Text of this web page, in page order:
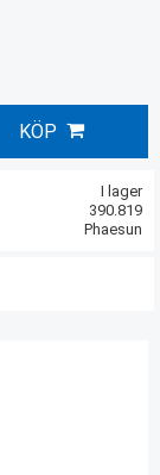
KÖP
I lager
390.819
Phaesun